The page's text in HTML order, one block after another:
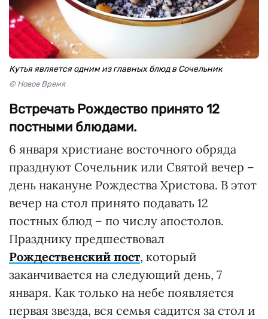
Кутья является одним из главных блюд в Сочельник
© Новое Время
Встречать Рождество принято 12
постными блюдами.
6 января христиане восточного обряда
празднуют Сочельник или Святой вечер –
день накануне Рождества Христова. В этот
вечер на стол принято подавать 12
постных блюд – по числу апостолов.
Празднику предшествовал
Рождественский пост, который
заканчивается на следующий день, 7
января. Как только на небе появляется
первая звезда, вся семья садится за стол и